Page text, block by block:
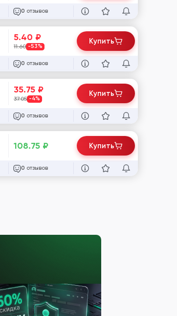
0 отзывов
5.40 ₽
11.60 -53%
0 отзывов
Купить
35.75 ₽
37.05 -4%
0 отзывов
Купить
108.75 ₽
0 отзывов
Купить